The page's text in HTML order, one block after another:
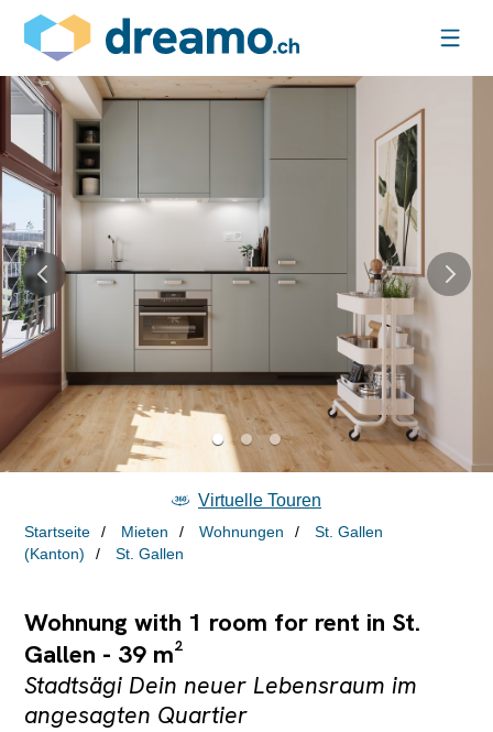
Startseite Mieten Wohnungen
St. Gallen
(Kanton)
St. Gallen
Virtuelle Touren
Wohnung with 1 room for rent in St.
Gallen - 39 m²
Stadtsägi Dein neuer Lebensraum im
angesagten Quartier